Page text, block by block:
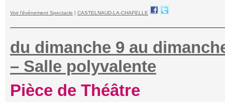
Voir l'événement Spectacle | CASTELNAUD-LA-CHAPELLE
du dimanche 9 au
– Salle polyvalente
Pièce de Théâtre